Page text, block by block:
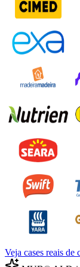
Veja cases reais de